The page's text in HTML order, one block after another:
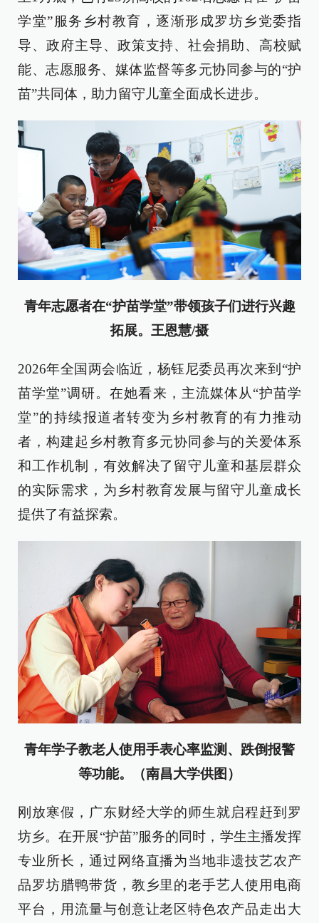
学堂”服务乡村教育，逐渐形成罗坊乡党委指
导、政府主导、政策支持、社会捐助、高校赋
能、志愿服务、媒体监督等多元协同参与的“护
苗”共同体，助力留守儿童全面成长进步。
青年志愿者在“护苗学堂”带领孩子们进行兴趣
拓展。王恩慧/摄
2026年全国两会临近，杨钰尼委员再次来到“护
苗学堂”调研。在她看来，主流媒体从“护苗学
堂”的持续报道者转变为乡村教育的有力推动
者，构建起乡村教育多元协同参与的关爱体系
和工作机制，有效解决了留守儿童和基层群众
的实际需求，为乡村教育发展与留守儿童成长
提供了有益探索。
青年学子教老人使用手表心率监测、跌倒报警
等功能。（南昌大学供图）
刚放寒假，广东财经大学的师生就启程赶到罗
坊乡。在开展“护苗”服务的同时，学生主播发挥
专业所长，通过网络直播为当地非遗技艺农产
品罗坊腊鸭带货，教乡里的老手艺人使用电商
平台，用流量与创意让老区特色农产品走出大